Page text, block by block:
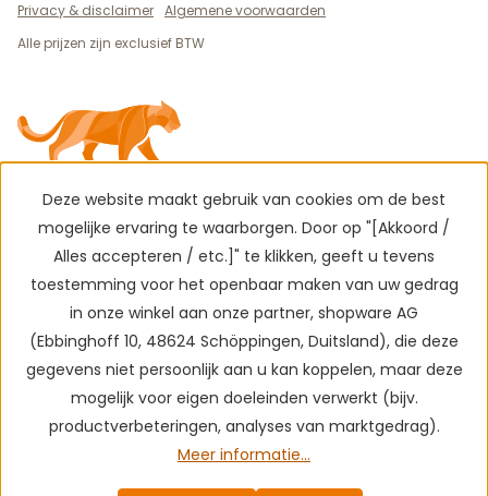
Privacy & disclaimer Algemene voorwaarden
Alle prijzen zijn exclusief BTW
Deze website maakt gebruik van cookies om de best
mogelijke ervaring te waarborgen. Door op "[Akkoord /
Alles accepteren / etc.]" te klikken, geeft u tevens
toestemming voor het openbaar maken van uw gedrag
in onze winkel aan onze partner, shopware AG
(Ebbinghoff 10, 48624 Schöppingen, Duitsland), die deze
gegevens niet persoonlijk aan u kan koppelen, maar deze
mogelijk voor eigen doeleinden verwerkt (bijv.
productverbeteringen, analyses van marktgedrag).
Meer informatie...